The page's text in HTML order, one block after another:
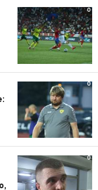
0
0
0